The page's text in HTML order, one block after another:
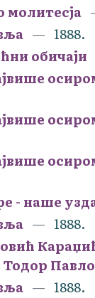
молитесја
1888.
обичаји
- наше
1888.
1888.